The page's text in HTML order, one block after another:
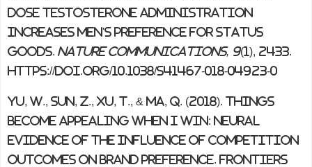
dose testosterone administration
increases men's preference for status
goods. Nature communications, 9(1), 2433.
https://doi.org/10.1038/s41467-018-04923-0
Yu, W., Sun, Z., Xu, T., & Ma, Q. (2018). Things
Become Appealing When I Win: Neural
Evidence of the Influence of Competition
Outcomes on Brand Preference.
Frontiers